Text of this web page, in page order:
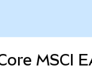
MSCI